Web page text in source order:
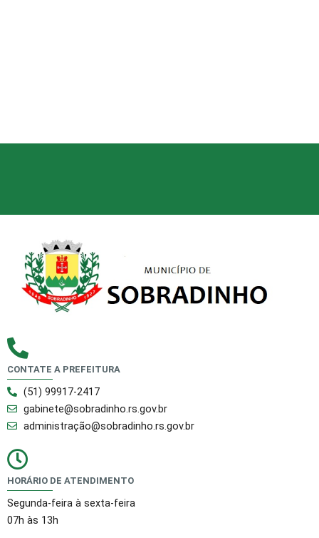
CONTATE A PREFEITURA
(51) 99917-2417
gabinete@sobradinho.rs.gov.br
administração@sobradinho.rs.gov.br
HORÁRIO DE ATENDIMENTO
Segunda-feira à sexta-feira
07h às 13h